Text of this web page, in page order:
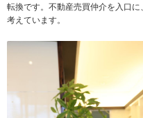
転換です。不動産売買仲介を入口
考えています。